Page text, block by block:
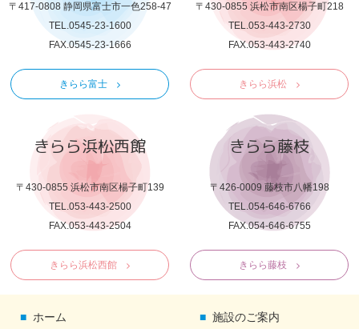
〒417-0808 静岡県富士市一色258-47
TEL.0545-23-1600
FAX.0545-23-1666
きらら富士
〒430-0855 浜松市南区楊子町218
TEL.053-443-2730
FAX.053-443-2740
きらら浜松
きらら浜松西館
〒430-0855 浜松市南区楊子町139
TEL.053-443-2500
FAX.053-443-2504
きらら浜松西館
きらら藤枝
〒426-0009 藤枝市八幡198
TEL.054-646-6766
FAX.054-646-6755
きらら藤枝
ホーム
施設のご案内